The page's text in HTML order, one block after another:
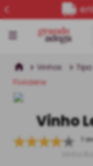
Vinhos Tipo
Floridene
Vinho
1